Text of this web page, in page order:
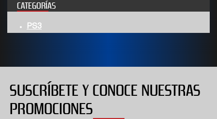
CATEGORÍAS
PS3
SUSCRÍBETE Y CONOCE NUESTRAS
PROMOCIONES